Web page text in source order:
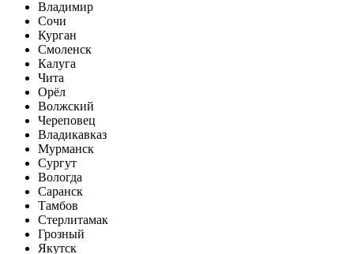
Владимир
Сочи
Курган
Смоленск
Калуга
Чита
Орёл
Волжский
Череповец
Владикавказ
Мурманск
Сургут
Вологда
Саранск
Тамбов
Стерлитамак
Грозный
Якутск